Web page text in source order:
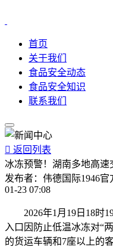
首页
关于我们
食品安全动态
食品安全知识
联系我们
 返回列表
冰冻预警！湖南多地高速
发布者： 伟德国际1946官
01-23 07:08
2026年1月19日18时
入口因防止低温冰冻对“
的货运车辆和7座以上的